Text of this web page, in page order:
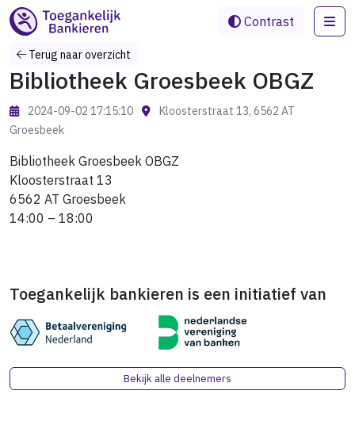
Contrast
Terug naar overzicht
Bibliotheek Groesbeek OBGZ
2024-09-02 17:15:10
Kloosterstraat 13, 6562 AT
Groesbeek
Bibliotheek Groesbeek OBGZ
Kloosterstraat 13
6562 AT Groesbeek
14:00 – 18:00
Toegankelijk bankieren is een initiatief van
Bekijk alle deelnemers